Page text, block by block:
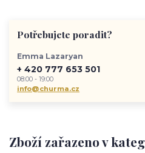
Zboží zařazeno v
Potřebujete poradit?
Emma Lazaryan
+ 420 777 653 501
08:00 - 19:00
info@churma.cz